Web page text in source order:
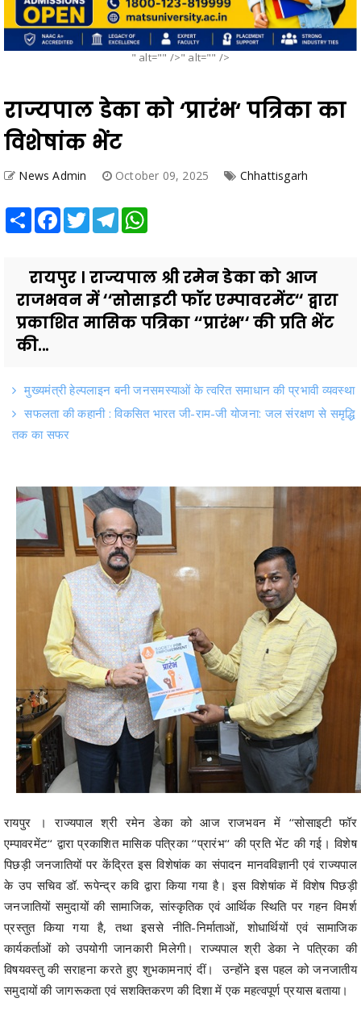
" alt="" />" alt="" />
राज्यपाल डेका को ‘प्रारंभ‘ पत्रिका का
विशेषांक भेंट
News Admin October 09, 2025 Chhattisgarh
Share Facebook
TwitterTelegram
रायपुर । राज्यपाल श्री रमेन डेका को आज
राजभवन में ‘‘सोसाइटी फॉर एम्पावरमेंट‘‘ द्वारा
प्रकाशित मासिक पत्रिका ‘‘प्रारंभ‘‘ की प्रति भेंट
की...
मुख्यमंत्री हेल्पलाइन बनी जनसमस्याओं के त्वरित समाधान की प्रभावी व्यवस्था
सफलता की कहानी : विकसित भारत जी-राम-जी योजना: जल संरक्षण से समृद्धि
तक का सफर
रायपुर । राज्यपाल श्री रमेन डेका को आज राजभवन में ‘‘सोसाइटी फॉर
एम्पावरमेंट‘‘ द्वारा प्रकाशित मासिक पत्रिका ‘‘प्रारंभ‘‘ की प्रति भेंट की गई। विशेष
पिछड़ी जनजातियों पर केंद्रित इस विशेषांक का संपादन मानवविज्ञानी एवं राज्यपाल
के उप सचिव डॉ. रूपेन्द्र कवि द्वारा किया गया है। इस विशेषांक में विशेष पिछड़ी
जनजातियों समुदायों की सामाजिक, सांस्कृतिक एवं आर्थिक स्थिति पर गहन विमर्श
प्रस्तुत किया गया है, तथा इससे नीति-निर्माताओं, शोधार्थियों एवं सामाजिक
कार्यकर्ताओं को उपयोगी जानकारी मिलेगी। राज्यपाल श्री डेका ने पत्रिका की
विषयवस्तु की सराहना करते हुए शुभकामनाएं दीं। उन्होंने इस पहल को जनजातीय
समुदायों की जागरूकता एवं सशक्तिकरण की दिशा में एक महत्वपूर्ण प्रयास बताया।